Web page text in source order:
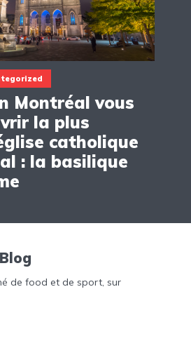
Montréal vous
la plus
catholique
: la basilique
de food et de sport, sur